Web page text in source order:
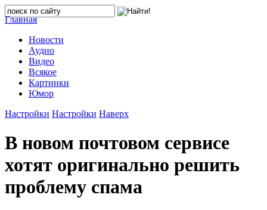
Главная
Новости
Аудио
Видео
Всякое
Картинки
Юмор
Настройки Настройки Наверх
В новом почтовом сервисе
хотят оригинально решить
проблему спама